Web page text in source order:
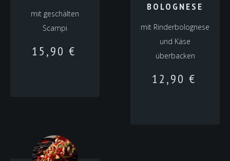
mit geschälten
Scampi
15,90 €
BOLOGNESE
mit Rinderbolognese
und Käse
überbacken
12,90 €